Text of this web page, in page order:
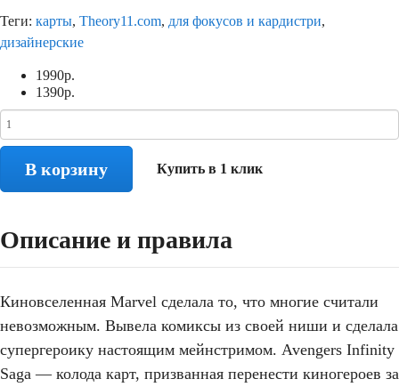
Теги: карты, Theory11.com, для фокусов и кардистри,
дизайнерские
1990р.
1390р.
В корзину Купить в 1 клик
Описание и правила
Киновселенная Marvel сделала то, что многие считали
невозможным. Вывела комиксы из своей ниши и сделала
супергероику настоящим мейнстримом. Avengers Infinity
Saga — колода карт, призванная перенести киногероев за